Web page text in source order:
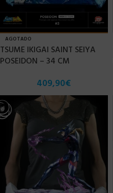
AGOTADO
TSUME IKIGAI SAINT SEIYA
POSEIDON – 34 CM
409,90€